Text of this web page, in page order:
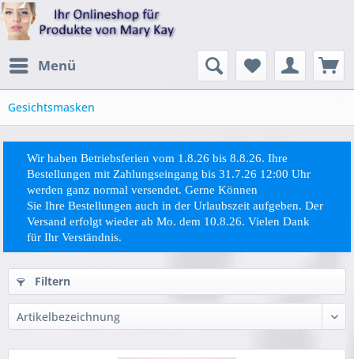
Menü
Gesichtsmasken
Wir haben Betriebsferien vom 1.8.26 bis 8.8.26. Ihre
Bestellungen mit Zahlungseingang bis 31.7.26 12:00 Uhr
werden ganz normal versendet. Gerne Können
SieIhreBestellungen auch in der Urlaubszeit aufgeben. Der
Versand erfolgt wieder ab Mo. dem 10.8.26. Vielen Dank
für Ihr Verständnis.
Filtern